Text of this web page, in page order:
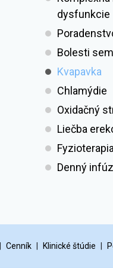
dysfunkcie
Bolesti
Kvapavka
Chlamýdie
Oxidačný
Liečba
Fyzioterapia
Denný
Cenník Klinické štúdie